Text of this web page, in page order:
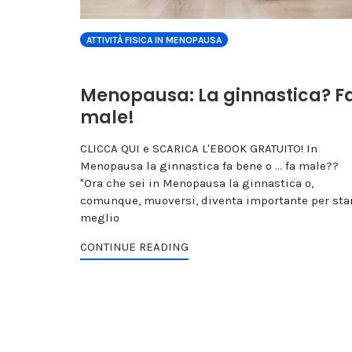
ATTIVITÀ FISICA IN MENOPAUSA
Menopausa: La ginnastica?
male!
CLICCA QUI e SCARICA L'EBOOK GRATUITO! In
Menopausa la ginnastica fa bene o ... fa male??
"Ora che sei in Menopausa la ginnastica o,
comunque, muoversi, diventa importante per
meglio
CONTINUE READING